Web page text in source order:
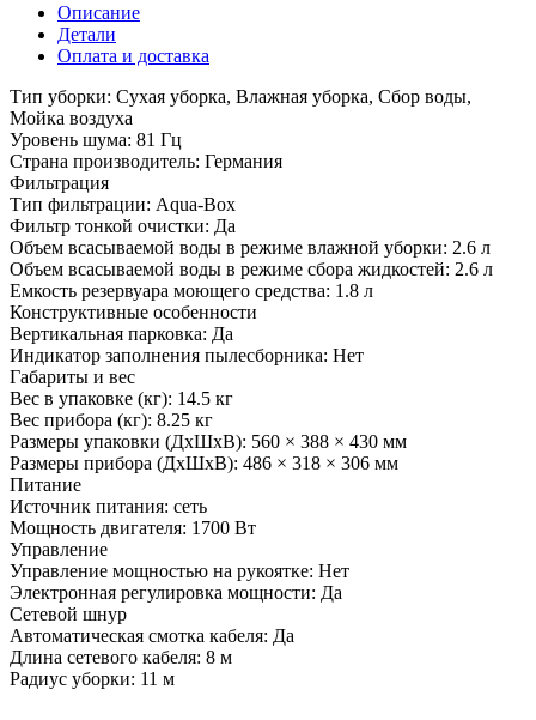
Описание
Детали
Оплата и доставка
Тип уборки: Сухая уборка, Влажная уборка, Сбор воды,
Мойка воздуха
Уровень шума: 81 Гц
Страна производитель: Германия
Фильтрация
Тип фильтрации: Aqua-Box
Фильтр тонкой очистки: Да
Объем всасываемой воды в режиме влажной уборки: 2.6 л
Объем всасываемой воды в режиме сбора жидкостей: 2.6 л
Емкость резервуара моющего средства: 1.8 л
Конструктивные особенности
Вертикальная парковка: Да
Индикатор заполнения пылесборника: Нет
Габариты и вес
Вес в упаковке (кг): 14.5 кг
Вес прибора (кг): 8.25 кг
Размеры упаковки (ДxШxВ): 560 × 388 × 430 мм
Размеры прибора (ДxШxВ): 486 × 318 × 306 мм
Питание
Источник питания: сеть
Мощность двигателя: 1700 Вт
Управление
Управление мощностью на рукоятке: Нет
Электронная регулировка мощности: Да
Сетевой шнур
Автоматическая смотка кабеля: Да
Длина сетевого кабеля: 8 м
Радиус уборки: 11 м